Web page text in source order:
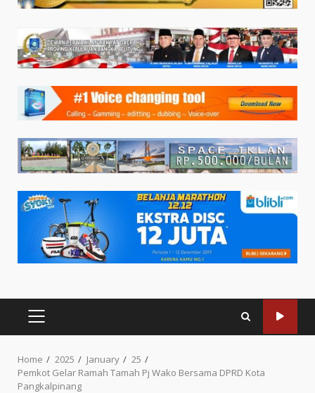
PRIMARY
MENU
Home 2025 January
25
Pemkot Gelar Ramah Tamah Pj Wako Bersama DPRD Kota
Pangkalpinang